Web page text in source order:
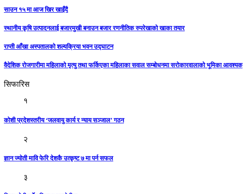
साउन १५ मा आज खिर खाइँदै
स्थानीय कृषि उत्पादनलाई बजारमुखी बनाउन बजार रणनीतिक रुपरेखाको खाका तयार
राप्ती आँखा अस्पतालको शल्यक्रिया भवन उद्घाटन
वैदेशिक रोजगारीमा महिलाको मृत्यु तथा फर्किएका महिलाका सवाल सम्बोधनमा सरोकारवालाको भूमिका आवश्यक
सिफारिस
१
कोशी प्रदेशस्तरीय ‘जलवायु कार्य र न्याय सञ्जाल’ गठन
२
ज्ञान ज्योती मावि फेरि देशकै उत्कृष्ट ७ मा पर्न सफल
३